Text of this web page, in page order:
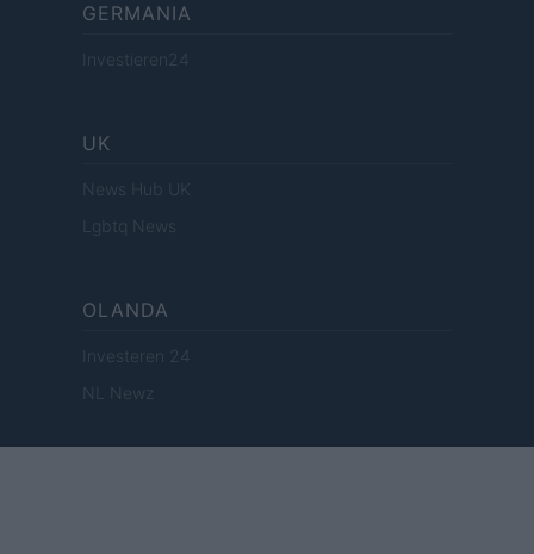
GERMANIA
Investieren24
UK
News Hub UK
Lgbtq News
OLANDA
Investeren 24
NL Newz